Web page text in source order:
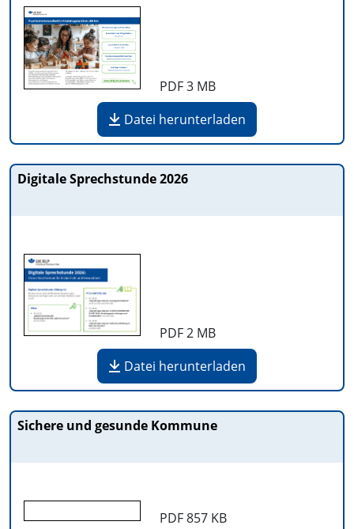
PDF3 MB
Datei herunterladen
Digitale Sprechstunde 2026
PDF2 MB
Datei herunterladen
Sichere und gesunde Kommune
PDF857 KB